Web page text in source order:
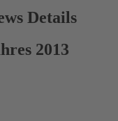
Details
2013